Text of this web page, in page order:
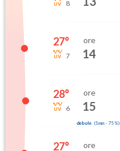
8
27°
7
ore
14
28°
6
ore
15
debole (1mm- 75 %)
27° ore